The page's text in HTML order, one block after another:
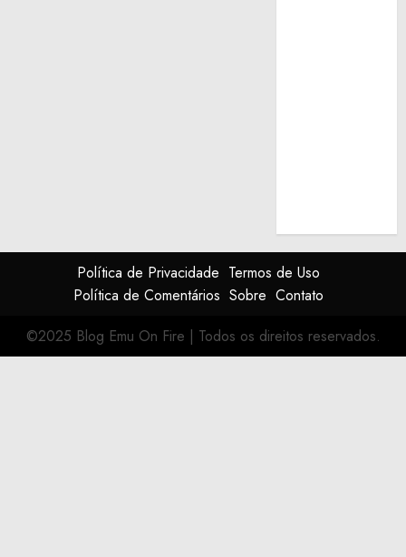
Política de Privacidade Termos de Uso
Política de Comentários Sobre Contato
©2025 Blog Emu On Fire | Todos os direitos reservados.